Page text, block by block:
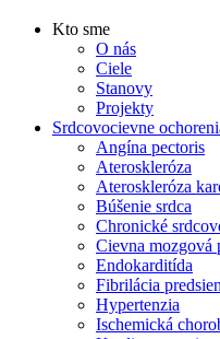
Kto sme
O nás
Ciele
Stanovy
Projekty
Srdcovocievne
Angína pectoris
Ateroskleróza
Ateroskleróza
Búšenie srdca
Chronické
Cievna mozgová
Endokarditída
Fibrilácia
Hypertenzia
Ischemická